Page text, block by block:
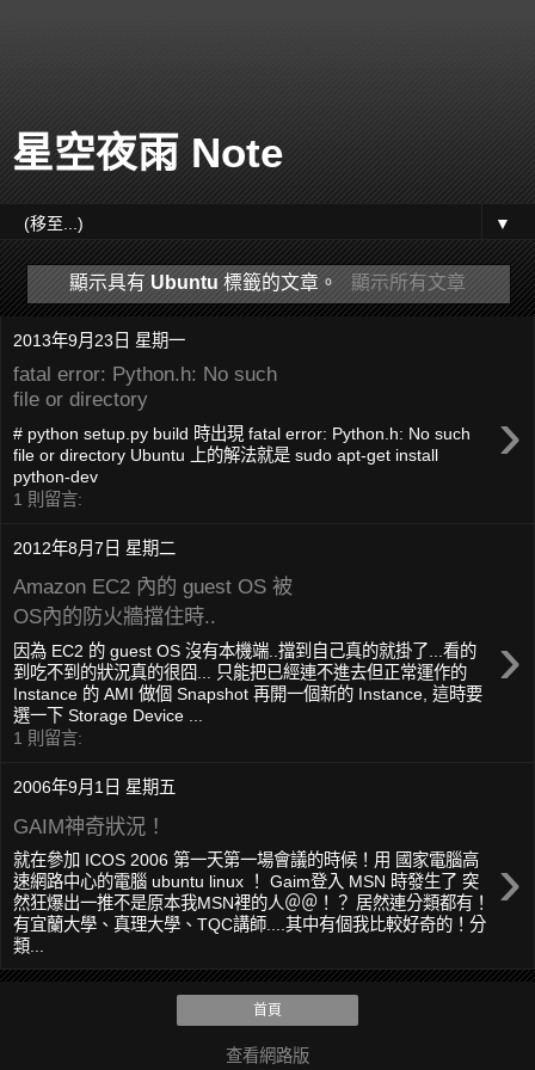
星空夜雨 Note
▼
顯示具有Ubuntu 標籤的文章。 顯示所有文章
2013年9月23日 星期一
fatal error: Python.h: No such
file or directory
›
# python setup.py build 時出現 fatal error: Python.h: No such
file or directory Ubuntu 上的解法就是 sudo apt-get install
python-dev
1 則留言:
2012年8月7日 星期二
Amazon EC2 內的 guest OS 被
OS內的防火牆擋住時..
›
因為 EC2 的 guest OS 沒有本機端..擋到自己真的就掛了...看的
到吃不到的狀況真的很囧... 只能把已經連不進去但正常運作的
Instance 的 AMI 做個 Snapshot 再開一個新的 Instance, 這時要
選一下 Storage Device ...
1 則留言:
2006年9月1日 星期五
GAIM神奇狀況！
›
就在參加 ICOS 2006 第一天第一場會議的時候！用 國家電腦高
速網路中心的電腦 ubuntu linux ！ Gaim登入 MSN 時發生了 突
然狂爆出一推不是原本我MSN裡的人＠＠！？ 居然連分類都有！
有宜蘭大學、真理大學、TQC講師....其中有個我比較好奇的！分
類...
首頁
查看網路版